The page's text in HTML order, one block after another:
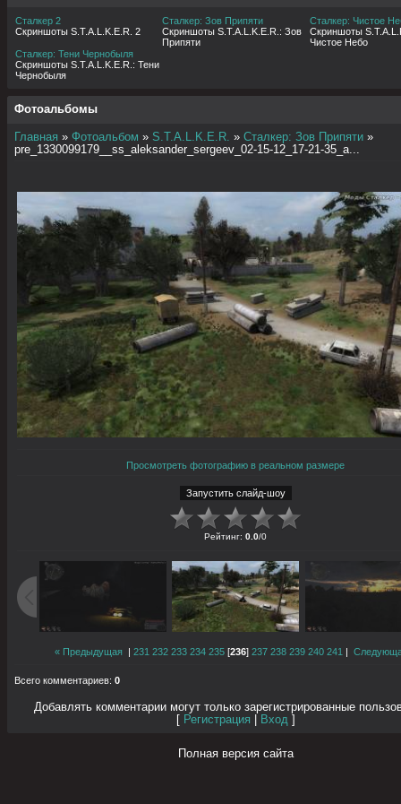
Сталкер 2
Скриншоты S.T.A.L.K.E.R. 2
Сталкер: Зов Припяти
Скриншоты S.T.A.L.K.E.R.: Зов
Припяти
Сталкер: Чистое
Скриншоты
Чистое Небо
Сталкер: Тени Чернобыля
Скриншоты S.T.A.L.K.E.R.: Тени
Чернобыля
Фотоальбомы
Главная » Фотоальбом » S.T.A.L.K.E.R. » Сталкер: Зов Припяти »
pre_1330099179__ss_aleksander_sergeev_02-15-12_17-21-35_a...
Просмотреть фотографию в реальном размере
Рейтинг: 0.0/0
« Предыдущая |231 232 233 234 235 [236]237 238 239 240 241 |
Всего комментариев: 0
Добавлять комментарии могут только зарегистрированные
Регистрация Вход
Полная версия сайта